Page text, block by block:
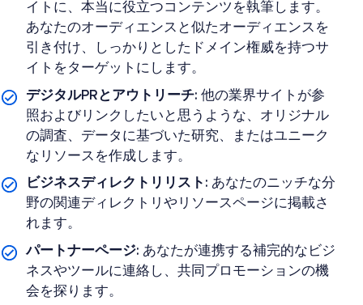
イトに、本当に役立つコンテンツを執筆します。
あなたのオーディエンスと似たオーディエンスを
引き付け、しっかりとしたドメイン権威を持つサ
イトをターゲットにします。
デジタルPRとアウトリーチ: 他の業界サイトが参
照およびリンクしたいと思うような、オリジナル
の調査、データに基づいた研究、またはユニーク
なリソースを作成します。
ビジネスディレクトリリスト: あなたのニッチな分
野の関連ディレクトリやリソースページに掲載さ
れます。
パートナーページ: あなたが連携する補完的なビジ
ネスやツールに連絡し、共同プロモーションの機
会を探ります。